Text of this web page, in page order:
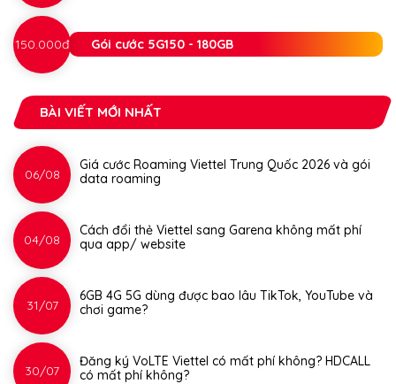
150.000đ Gói cước 5G150 - 180GB
BÀI VIẾT MỚI NHẤT
06/08
Giá cước Roaming Viettel Trung Quốc 2026 và gói
data roaming
04/08
Cách đổi thẻ Viettel sang Garena không mất phí
qua app/ website
31/07
6GB 4G 5G dùng được bao lâu TikTok, YouTube và
chơi game?
30/07
Đăng ký VoLTE Viettel có mất phí không? HDCALL
có mất phí không?